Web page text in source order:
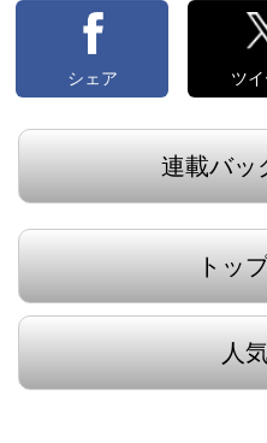
シェア ツイ
連載バッ
トッ
人